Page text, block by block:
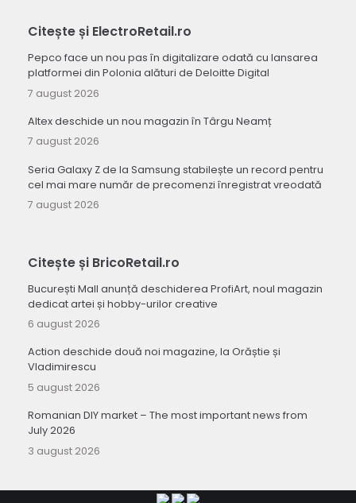
Citește și ElectroRetail.ro
Pepco face un nou pas în digitalizare odată cu lansarea
platformei din Polonia alături de Deloitte Digital
7 august 2026
Altex deschide un nou magazin în Târgu Neamț
7 august 2026
Seria Galaxy Z de la Samsung stabilește un record pentru
cel mai mare număr de precomenzi înregistrat vreodată
7 august 2026
Citește și BricoRetail.ro
București Mall anunță deschiderea ProfiArt, noul magazin
dedicat artei și hobby-urilor creative
6 august 2026
Action deschide două noi magazine, la Orăștie și
Vladimirescu
5 august 2026
Romanian DIY market – The most important news from
July 2026
3 august 2026